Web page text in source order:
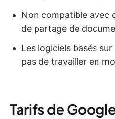
Non compatible avec
de partage de
Les logiciels basés
pas de travailler en
Tarifs de